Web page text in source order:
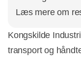
Læs mere om
Kongskilde
transport og